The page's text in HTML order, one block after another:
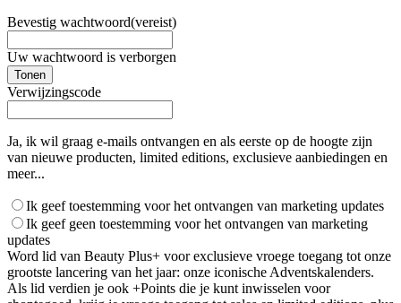
Bevestig wachtwoord(vereist)
Uw wachtwoord is verborgen
Tonen
Verwijzingscode
Ja, ik wil graag e-mails ontvangen en als eerste op de hoogte zijn
van nieuwe producten, limited editions, exclusieve aanbiedingen en
meer...
Ik geef toestemming voor het ontvangen van marketing updates
Ik geef geen toestemming voor het ontvangen van marketing
updates
Word lid van Beauty Plus+ voor exclusieve vroege toegang tot onze
grootste lancering van het jaar: onze iconische Adventskalenders.
Als lid verdien je ook +Points die je kunt inwisselen voor